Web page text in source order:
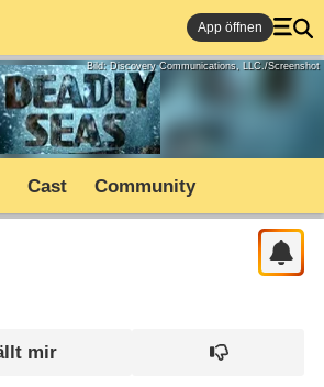
App öffnen
Bild: Discovery Communications, LLC./Screenshot
Cast Community